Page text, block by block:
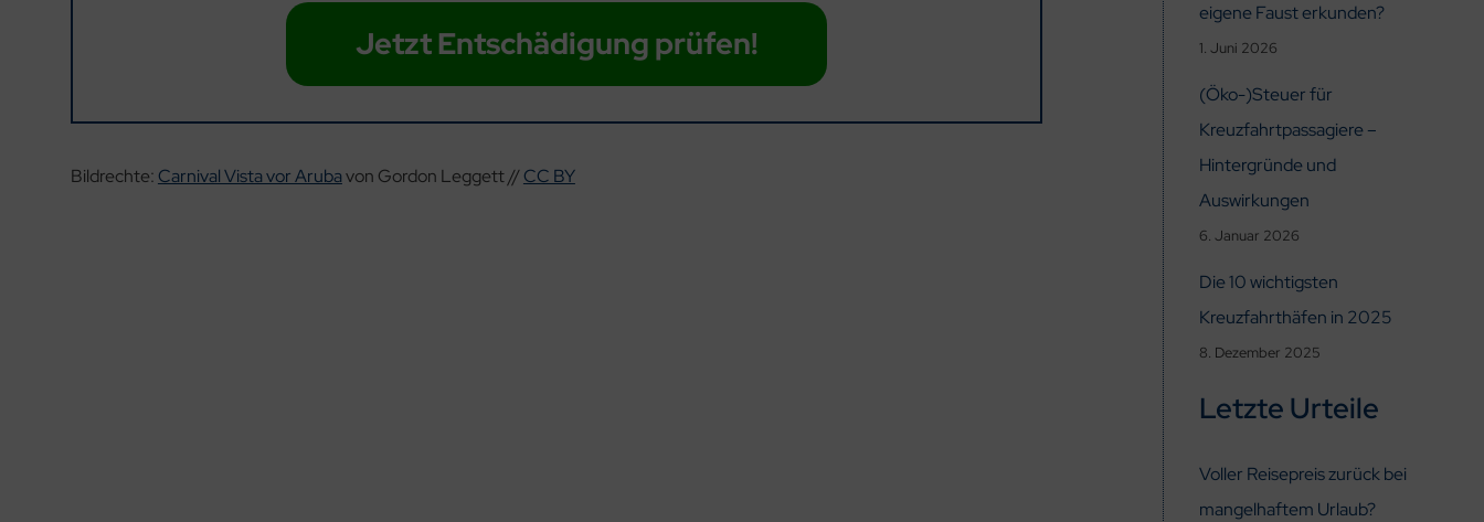
Jetzt Entschädigung prüfen!
Bildrechte: Carnival Vista vor Arubavon Gordon Leggett //CC BY
eigene Faust erkunden?
1. Juni 2026
(Öko-)Steuer für
Kreuzfahrtpassagiere –
Hintergründe und
Auswirkungen
6. Januar 2026
Die 10 wichtigsten
Kreuzfahrthäfen in 2025
8. Dezember 2025
Letzte Urteile
Voller Reisepreis zurück bei
mangelhaftem Urlaub?